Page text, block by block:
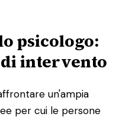
psicologo:
intervento
un'ampia
per cui le persone